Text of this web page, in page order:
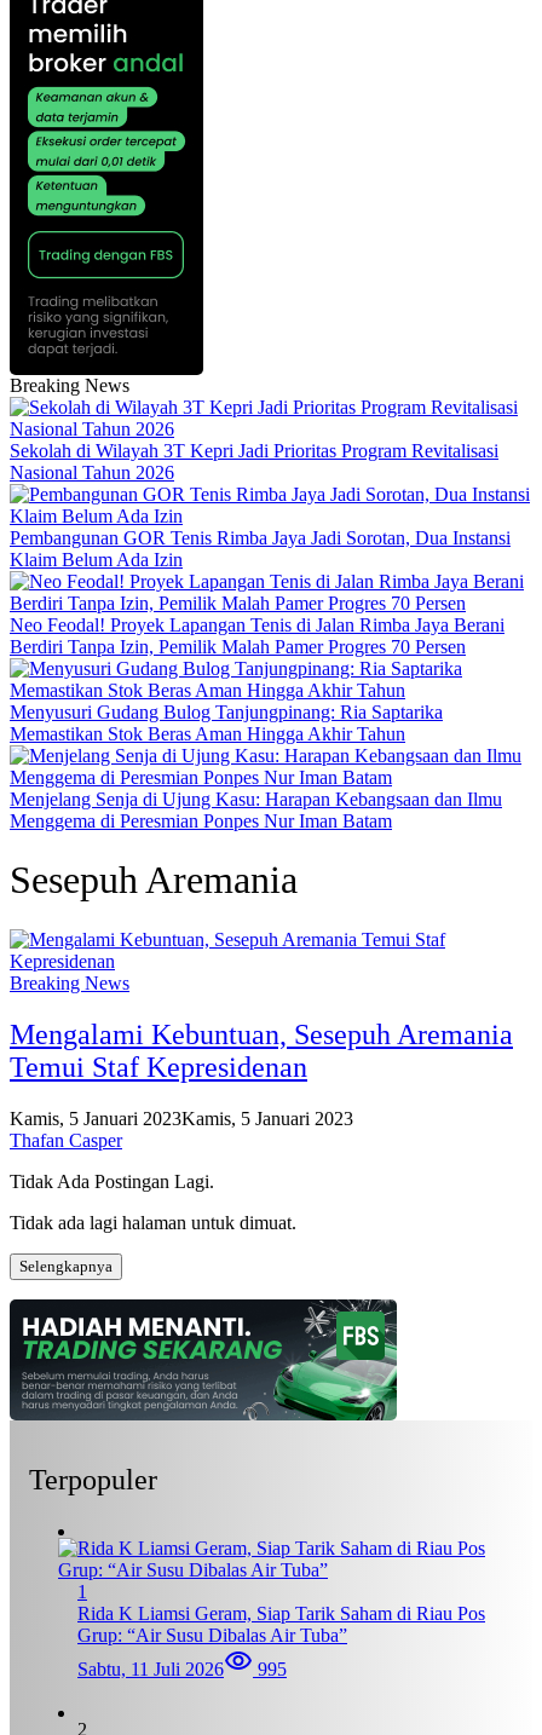
Breaking News
Sekolah di Wilayah 3T Kepri Jadi Prioritas Program Revitalisasi
Nasional Tahun 2026
Pembangunan GOR Tenis Rimba Jaya Jadi Sorotan, Dua Instansi
Klaim Belum Ada Izin
Neo Feodal! Proyek Lapangan Tenis di Jalan Rimba Jaya Berani
Berdiri Tanpa Izin, Pemilik Malah Pamer Progres 70 Persen
Menyusuri Gudang Bulog Tanjungpinang: Ria Saptarika
Memastikan Stok Beras Aman Hingga Akhir Tahun
Menjelang Senja di Ujung Kasu: Harapan Kebangsaan dan Ilmu
Menggema di Peresmian Ponpes Nur Iman Batam
Sesepuh Aremania
Breaking News
Mengalami Kebuntuan, Sesepuh Aremania
Temui Staf Kepresidenan
Kamis, 5 Januari 2023Kamis, 5 Januari 2023
Thafan Casper
Tidak Ada Postingan Lagi.
Tidak ada lagi halaman untuk dimuat.
Selengkapnya
Terpopuler
1
Rida K Liamsi Geram, Siap Tarik Saham di Riau Pos
Grup: “Air Susu Dibalas Air Tuba”
Sabtu, 11 Juli 2026
995
2